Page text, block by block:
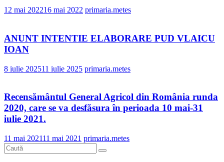
12 mai 202216 mai 2022 primaria.metes
ANUNT INTENTIE ELABORARE PUD VLAICU
IOAN
8 iulie 202511 iulie 2025 primaria.metes
Recensământul General Agricol din România runda
2020, care se va desfăsura în perioada 10 mai-31
iulie 2021.
11 mai 202111 mai 2021 primaria.metes